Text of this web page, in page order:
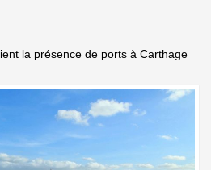
la présence de ports à Carthage